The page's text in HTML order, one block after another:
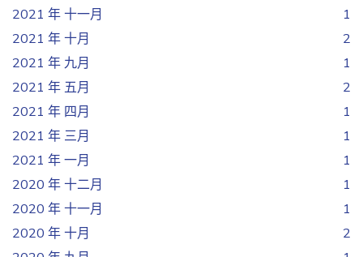
2021 年 十一月
1
2021 年 十月
2
2021 年 九月
1
2021 年 五月
2
2021 年 四月
1
2021 年 三月
1
2021 年 一月
1
2020 年 十二月
1
2020 年 十一月
1
2020 年 十月
2